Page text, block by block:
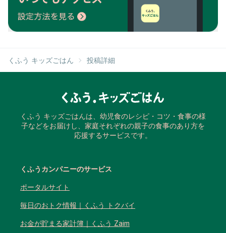
くふう キッズごはん 投稿詳細
くふう キッズごはんは、幼児食のレシピ・コツ・食事の様
子などをお届けし、家庭それぞれの親子の食事のあり方を
応援するサービスです。
くふうカンパニーのサービス
ポータルサイト
毎日のおトク情報｜くふう トクバイ
お金が貯まる家計簿｜くふう Zaim